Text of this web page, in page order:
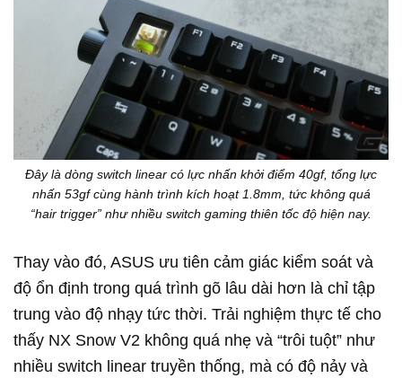
Đây là dòng switch linear có lực nhấn khởi điểm 40gf, tổng lực
nhấn 53gf cùng hành trình kích hoạt 1.8mm, tức không quá
“hair trigger” như nhiều switch gaming thiên tốc độ hiện nay.
Thay vào đó, ASUS ưu tiên cảm giác kiểm soát và
độ ổn định trong quá trình gõ lâu dài hơn là chỉ tập
trung vào độ nhạy tức thời. Trải nghiệm thực tế cho
thấy NX Snow V2 không quá nhẹ và “trôi tuột” như
nhiều switch linear truyền thống, mà có độ nảy và